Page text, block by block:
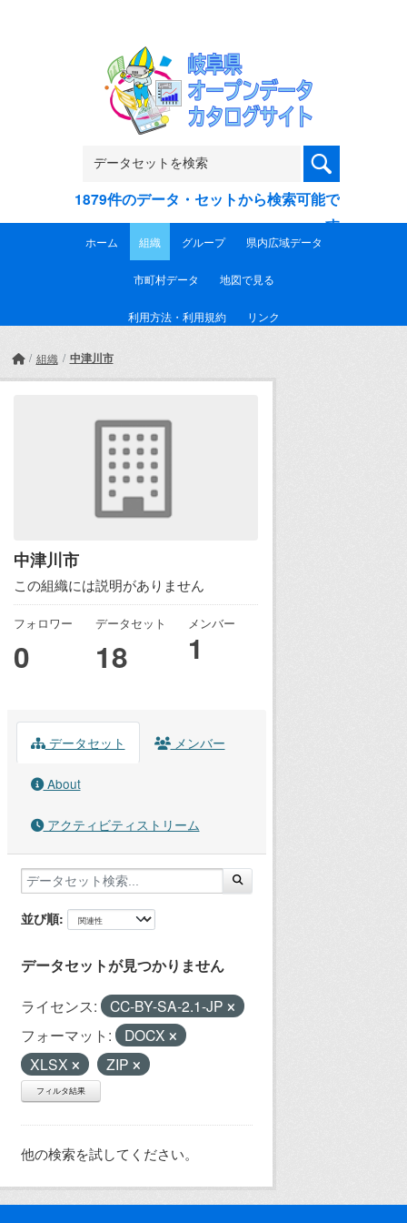
1879件のデータ・セットから検索可能で
す
ホーム 組織 グループ 県内広域データ
市町村データ 地図で見る
利用方法・利用規約 リンク
組織 中津川市
中津川市
この組織には説明がありません
フォロワー
0
データセット
18
メンバー
1
データセット メンバー
About
アクティビティストリーム
並び順
データセットが見つかりません
ライセンス:
CC-BY-SA-2.1-JP
フォーマット:
DOCX
XLSX
ZIP
フィルタ結果
他の検索を試してください。